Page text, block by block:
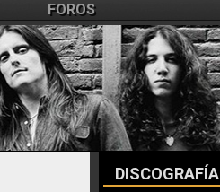
FOROS
DISCOGRAFÍA